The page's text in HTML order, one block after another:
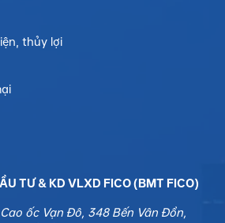
thủy lợi
TƯ & KD VLXD FICO (BMT FICO)
ốc Vạn Đô, 348 Bến Vân Đồn,